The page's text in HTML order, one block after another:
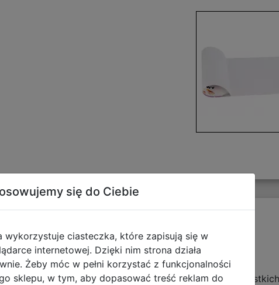
1szt 592249
to świetny wybór dla dzieci, młodzieży oraz
się do Ciebie
wykorzystuje ciasteczka, które zapisują się w
internetowej. Dzięki nim strona działa
Żeby móc w pełni korzystać z funkcjonalności
sklepu, w tym, aby dopasować treść reklam do